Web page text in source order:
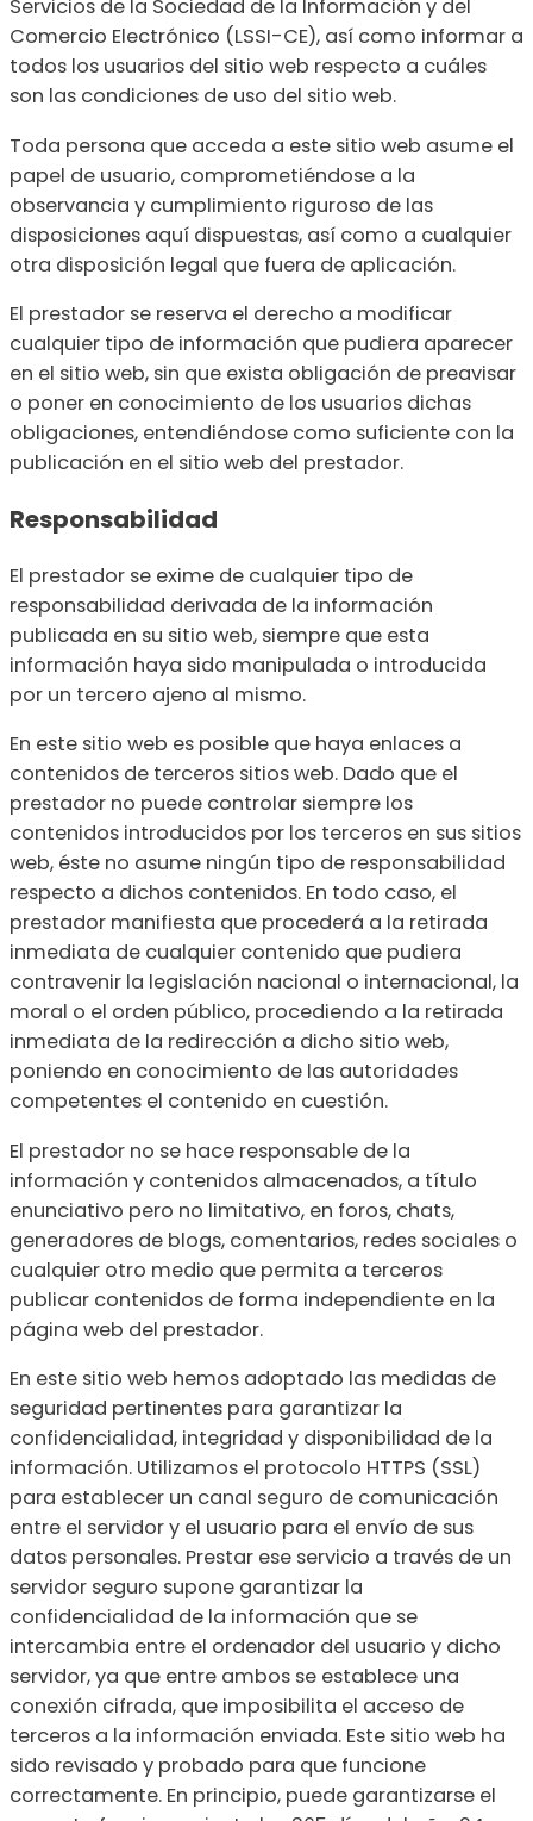
Servicios de la Sociedad de la Información y del
Comercio Electrónico (LSSI-CE), así como informar a
todos los usuarios del sitio web respecto a cuáles
son las condiciones de uso del sitio web.
Toda persona que acceda a este sitio web asume el
papel de usuario, comprometiéndose a la
observancia y cumplimiento riguroso de las
disposiciones aquí dispuestas, así como a cualquier
otra disposición legal que fuera de aplicación.
El prestador se reserva el derecho a modificar
cualquier tipo de información que pudiera aparecer
en el sitio web, sin que exista obligación de preavisar
o poner en conocimiento de los usuarios dichas
obligaciones, entendiéndose como suficiente con la
publicación en el sitio web del prestador.
Responsabilidad
El prestador se exime de cualquier tipo de
responsabilidad derivada de la información
publicada en su sitio web, siempre que esta
información haya sido manipulada o introducida
por un tercero ajeno al mismo.
En este sitio web es posible que haya enlaces a
contenidos de terceros sitios web. Dado que el
prestador no puede controlar siempre los
contenidos introducidos por los terceros en sus sitios
web, éste no asume ningún tipo de responsabilidad
respecto a dichos contenidos. En todo caso, el
prestador manifiesta que procederá a la retirada
inmediata de cualquier contenido que pudiera
contravenir la legislación nacional o internacional, la
moral o el orden público, procediendo a la retirada
inmediata de la redirección a dicho sitio web,
poniendo en conocimiento de las autoridades
competentes el contenido en cuestión.
El prestador no se hace responsable de la
información y contenidos almacenados, a título
enunciativo pero no limitativo, en foros, chats,
generadores de blogs, comentarios, redes sociales o
cualquier otro medio que permita a terceros
publicar contenidos de forma independiente en la
página web del prestador.
En este sitio web hemos adoptado las medidas de
seguridad pertinentes para garantizar la
confidencialidad, integridad y disponibilidad de la
información. Utilizamos el protocolo HTTPS (SSL)
para establecer un canal seguro de comunicación
entre el servidor y el usuario para el envío de sus
datos personales. Prestar ese servicio a través de un
servidor seguro supone garantizar la
confidencialidad de la información que se
intercambia entre el ordenador del usuario y dicho
servidor, ya que entre ambos se establece una
conexión cifrada, que imposibilita el acceso de
terceros a la información enviada. Este sitio web ha
sido revisado y probado para que funcione
correctamente. En principio, puede garantizarse el